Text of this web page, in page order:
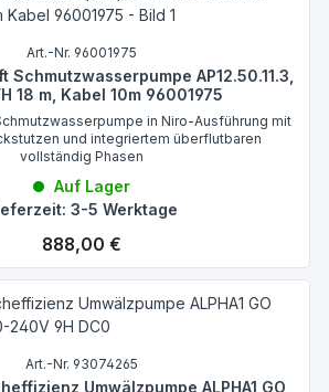
Art.-Nr. 96001975
Schmutzwasserpumpe AP12.50.11.3,
18 m, Kabel 10m 96001975
in Niro-Ausführung mit
und integriertem überflutbaren
vollständig Phasen
Auf Lager
3-5 Werktage
Regulärer Preis:
888,00 €
Art.-Nr. 93074265
Umwälzpumpe ALPHA1 GO